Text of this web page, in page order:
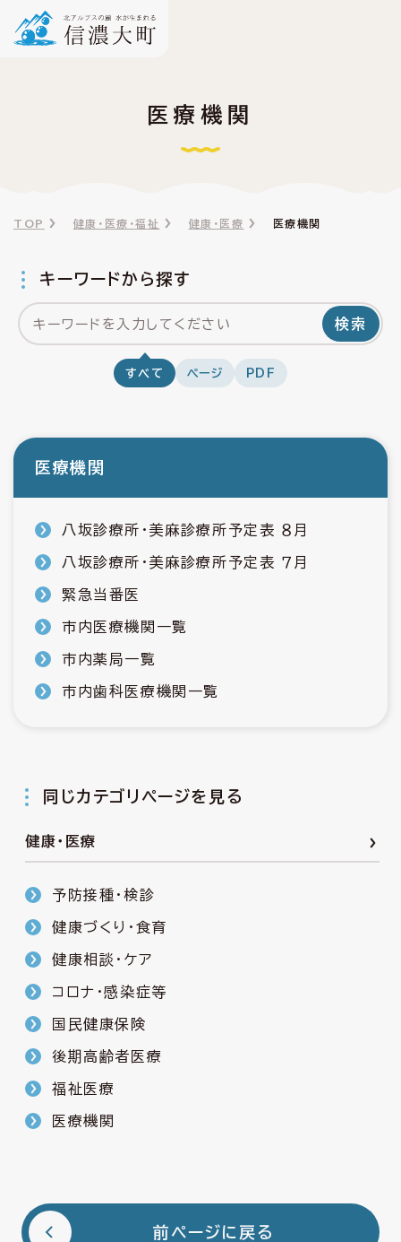
医療機関
TOP 健康・医療・福祉 健康・医療 医療機関
キーワードから探す
検索
すべて ページ PDF
医療機関
八坂診療所・美麻診療所予定表 ８月
八坂診療所・美麻診療所予定表 ７月
緊急当番医
市内医療機関一覧
市内薬局一覧
市内歯科医療機関一覧
同じカテゴリページを見る
健康・医療
予防接種・検診
健康づくり・食育
健康相談・ケア
コロナ・感染症等
国民健康保険
後期高齢者医療
福祉医療
医療機関
前ページに戻る